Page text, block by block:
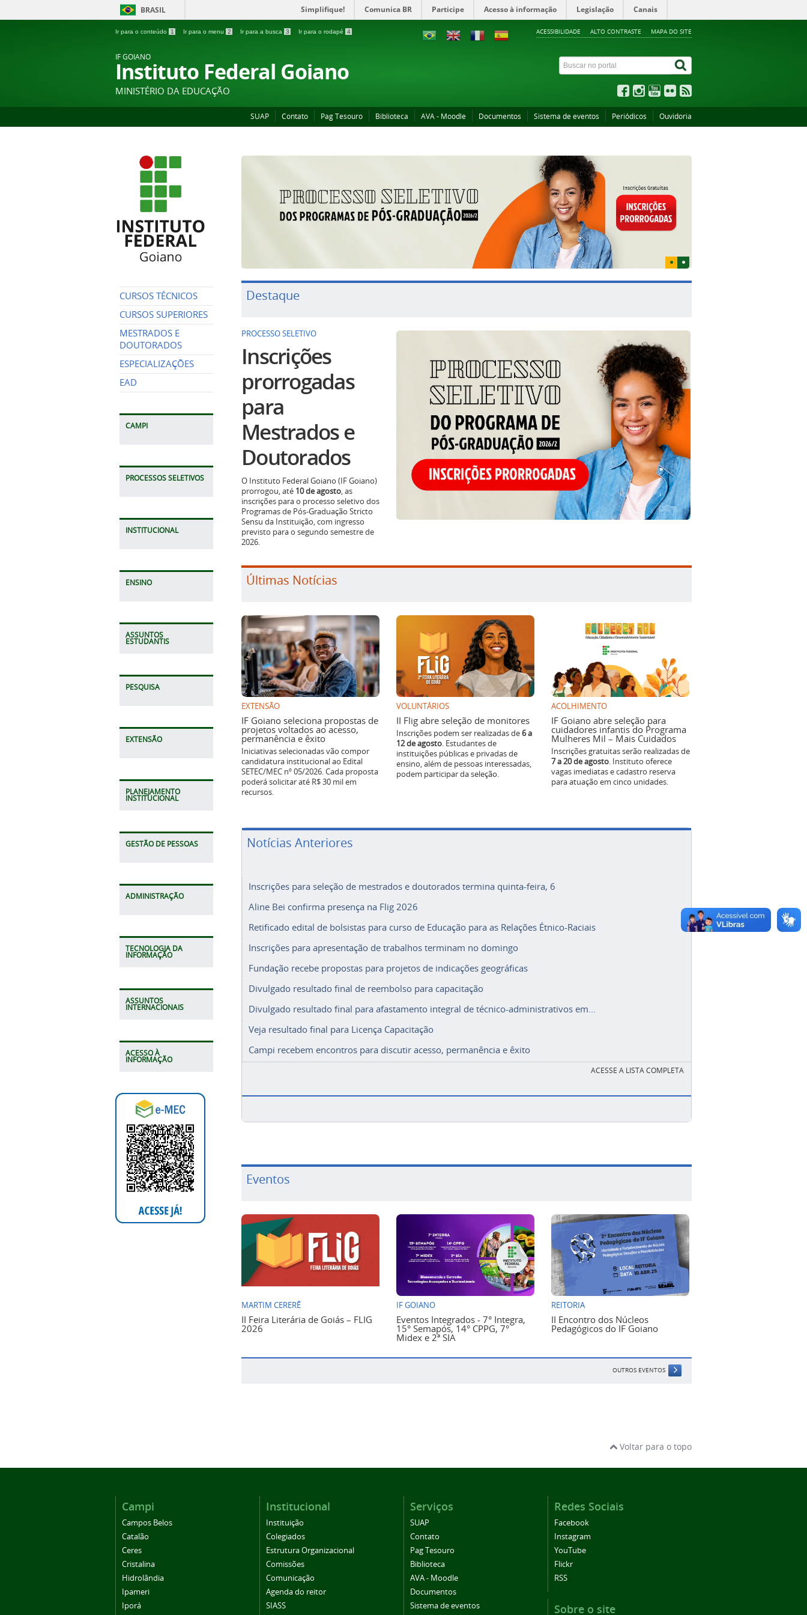
BRASIL Simplifique! Comunica BR Participe Acesso à informação Legislação Canais
Ir para o conteúdo 1 Ir para o menu 2 Ir para a busca 3 Ir para o rodapé 4 ACESSIBILIDADE ALTO CONTRASTE MAPA DO SITE
IF GOIANO
Instituto Federal Goiano
MINISTÉRIO DA EDUCAÇÃO
SUAP Contato Pag Tesouro Biblioteca AVA - Moodle Documentos Sistema de eventos Periódicos Ouvidoria
CURSOS TÉCNICOS
CURSOS SUPERIORES
MESTRADOS E
DOUTORADOS
ESPECIALIZAÇÕES
EAD
CAMPI
PROCESSOS SELETIVOS
INSTITUCIONAL
ENSINO
ASSUNTOS
ESTUDANTIS
PESQUISA
EXTENSÃO
PLANEJAMENTO
INSTITUCIONAL
GESTÃO DE PESSOAS
ADMINISTRAÇÃO
TECNOLOGIA DA
INFORMAÇÃO
ASSUNTOS
INTERNACIONAIS
ACESSO À
INFORMAÇÃO
Destaque
PROCESSO SELETIVO
Inscrições
prorrogadas
para
Mestrados e
Doutorados
O Instituto Federal Goiano (IF Goiano)
prorrogou, até 10 de agosto, as
inscrições para o processo seletivo dos
Programas de Pós-Graduação Stricto
Sensu da Instituição, com ingresso
previsto para o segundo semestre de
2026.
Últimas Notícias
EXTENSÃO
IF Goiano seleciona propostas de
projetos voltados ao acesso,
permanência e êxito
Iniciativas selecionadas vão compor
candidatura institucional ao Edital
SETEC/MEC nº 05/2026. Cada proposta
poderá solicitar até R$ 30 mil em
recursos.
VOLUNTÁRIOS
II Flig abre seleção de monitores
Inscrições podem ser realizadas de6 a
12 de agosto. Estudantes de
instituições públicas e privadas de
ensino, além de pessoas interessadas,
podem participar da seleção.
ACOLHIMENTO
IF Goiano abre seleção para
cuidadores infantis do Programa
Mulheres Mil – Mais Cuidados
Inscrições gratuitas serão realizadas de
7 a 20 de agosto. Instituto oferece
vagas imediatas e cadastro reserva
para atuação em cinco unidades.
Notícias Anteriores
Inscrições para seleção de mestrados e doutorados termina quinta-feira, 6
Aline Bei confirma presença na Flig 2026
Retificado edital de bolsistas para curso de Educação para as Relações Étnico-Raciais
Inscrições para apresentação de trabalhos terminam no domingo
Fundação recebe propostas para projetos de indicações geográficas
Divulgado resultado final de reembolso para capacitação
Divulgado resultado final para afastamento integral de técnico-administrativos em...
Veja resultado final para Licença Capacitação
Campi recebem encontros para discutir acesso, permanência e êxito
ACESSE A LISTA COMPLETA
Eventos
MARTIM CERERÊ
II Feira Literária de Goiás – FLIG
2026
IF GOIANO
Eventos Integrados - 7° Integra,
15° Semapós, 14° CPPG, 7°
Midex e 2ª SIA
REITORIA
II Encontro dos Núcleos
Pedagógicos do IF Goiano
OUTROS EVENTOS
Voltar para o topo
Campi
Campos Belos
Catalão
Ceres
Cristalina
Hidrolândia
Ipameri
Iporá
Institucional
Instituição
Colegiados
Estrutura Organizacional
Comissões
Comunicação
Agenda do reitor
SIASS
Serviços
SUAP
Contato
Pag Tesouro
Biblioteca
AVA - Moodle
Documentos
Sistema de eventos
Redes Sociais
Facebook
Instagram
YouTube
Flickr
RSS
Sobre o site